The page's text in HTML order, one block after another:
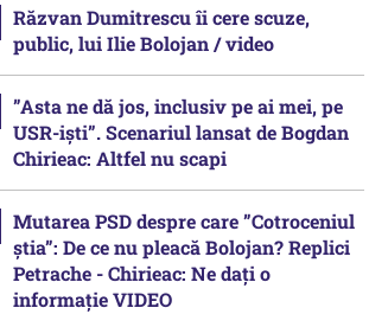
Răzvan Dumitrescu îi cere scuze,
public, lui Ilie Bolojan / video
”Asta ne dă jos, inclusiv pe ai mei, pe
USR-iști”. Scenariul lansat de Bogdan
Chirieac: Altfel nu scapi
Mutarea PSD despre care ”Cotroceniul
știa”: De ce nu pleacă Bolojan? Replici
Petrache - Chirieac: Ne dați o
informație VIDEO